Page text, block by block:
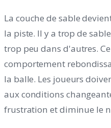
La couche de sable
la piste. Il y a trop de
trop peu dans d'autres.
comportement
la balle. Les joueurs
aux conditions
frustration et diminue le